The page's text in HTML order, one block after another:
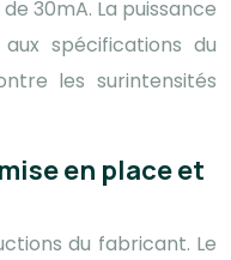
30mA. La puissance
spécifications du
les surintensités
en place et
du fabricant. Le